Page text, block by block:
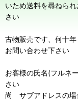
いため送料を尋ねら
さい
古物販売です、何十
お問い合わせ下さい
お客様の氏名(フルネ
さい
尚 サブアドレスの場